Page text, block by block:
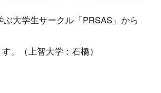
大学生サークル「PRSAS」から
。（上智大学：石橋）